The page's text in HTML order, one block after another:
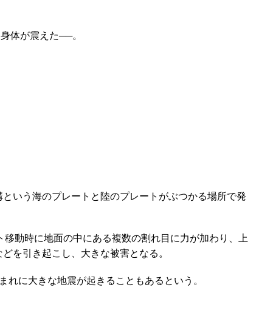
体が震えた──。
いう海のプレートと陸のプレートがぶつかる場所で発
動時に地面の中にある複数の割れ目に力が加わり、上
を引き起こし、大きな被害となる。
に大きな地震が起きることもあるという。